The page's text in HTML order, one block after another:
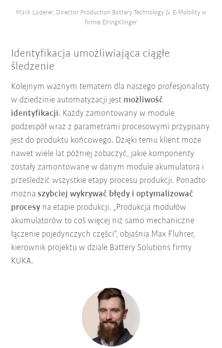
Mark Laderer, Director Production Battery Technology & E-Mobility w
firmie ElringKlinger
Identyfikacja umożliwiająca ciągłe
śledzenie
Kolejnym ważnym tematem dla naszego profesjonalisty
w dziedzinie automatyzacji jest możliwość
identyfikacji. Każdy zamontowany w module
podzespół wraz z parametrami procesowymi przypisany
jest do produktu końcowego. Dzięki temu klient może
nawet wiele lat później zobaczyć, jakie komponenty
zostały zamontowane w danym module akumulatora i
prześledzić wszystkie etapy procesu produkcji. Ponadto
możnaszybciej wykrywać błędy i optymalizować
procesy na etapie produkcji. „Produkcja modułów
akumulatorów to coś więcej niż samo mechaniczne
łączenie pojedynczych części”, objaśnia Max Fluhrer,
kierownik projektu w dziale Battery Solutions firmy
KUKA.